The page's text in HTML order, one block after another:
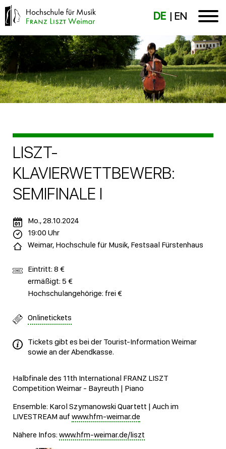
DE EN
LISZT-
KLAVIERWETTBEWERB:
SEMIFINALE I
Halbfinale des 11th International FRANZ LISZT
Competition Weimar - Bayreuth | Piano
Ensemble: Karol Szymanowski Quartett | Auch im
LIVESTREAM auf www.hfm-weimar.de
Nähere Infos: www.hfm-weimar.de/liszt
Mo., 28.10.2024
19:00 Uhr
Weimar, Hochschule für Musik, Festsaal Fürstenhaus
Eintritt: 8 €
ermäßigt: 5 €
Hochschulangehörige: frei €
Onlinetickets
Tickets gibt es bei der Tourist-Information Weimar
sowie an der Abendkasse.